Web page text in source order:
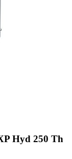
Hyd 250 Th